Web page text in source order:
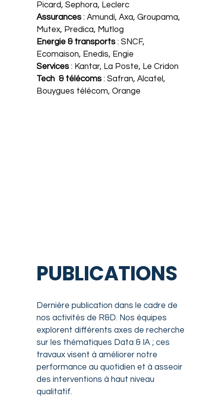
Picard, Sephora, Leclerc
Assurances : Amundi, Axa, Groupama,
Mutex, Predica, Mutlog
Energie & transports : SNCF,
Ecomaison, Enedis, Engie
Services : Kantar, La Poste, Le Cridon
Tech & télécoms : Safran, Alcatel,
Bouygues télécom, Orange
PUBLICATIONS
Dernière publication dans le cadre de
nos activités de R&D. Nos équipes
explorent différents axes de recherche
sur les thématiques Data & IA ; ces
travaux visent à améliorer notre
performance au quotidien et à asseoir
des interventions à haut niveau
qualitatif.